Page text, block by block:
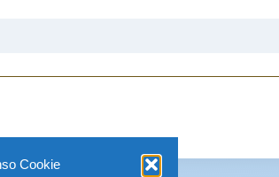
Cookie